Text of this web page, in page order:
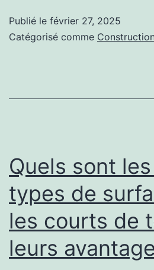
pour
de
?
Publié le février 27, 2025
Catégorisé comme Construction
Quels sont
types de
les courts de
leurs